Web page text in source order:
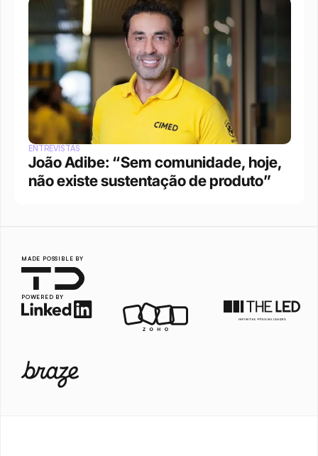
ENTREVISTAS
João Adibe: “Sem comunidade, hoje,
não existe sustentação de produto”
MADE POSSIBLE BY
POWERED BY